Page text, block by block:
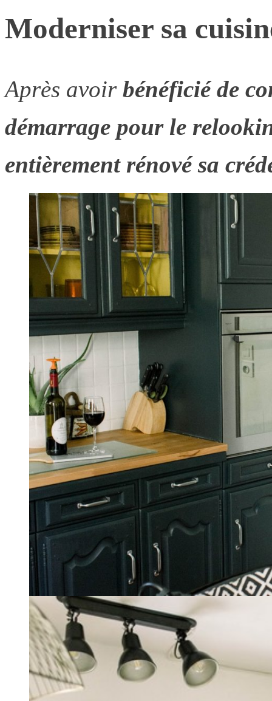
Moderniser sa
Après avoirbénéficié de
démarrage pour le
entièrement rénové sa